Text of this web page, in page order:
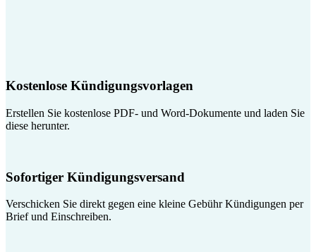
Kostenlose Kündigungsvorlagen
Erstellen Sie kostenlose PDF- und Word-Dokumente und laden Sie
diese herunter.
Sofortiger Kündigungsversand
Verschicken Sie direkt gegen eine kleine Gebühr Kündigungen per
Brief und Einschreiben.